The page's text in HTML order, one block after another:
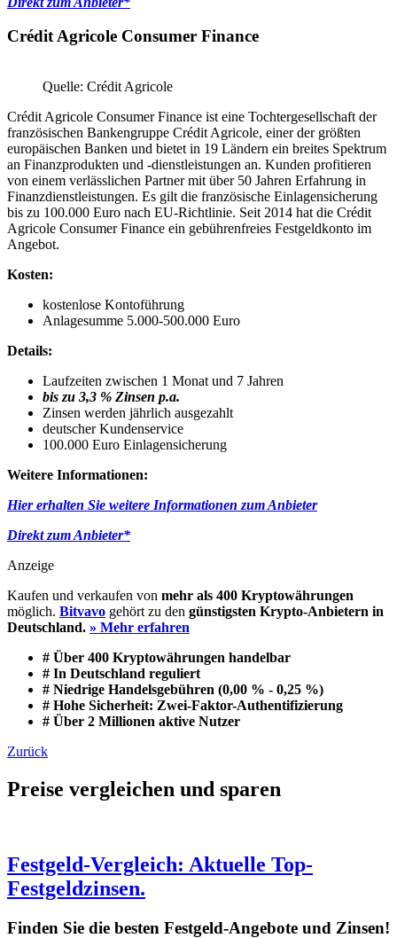
Crédit Agricole Consumer Finance
Quelle: Crédit Agricole
Crédit Agricole Consumer Finance ist eine Tochtergesellschaft der
französischen Bankengruppe Crédit Agricole, einer der größten
europäischen Banken und bietet in 19 Ländern ein breites Spektrum
an Finanzprodukten und -dienstleistungen an. Kunden profitieren
von einem verlässlichen Partner mit über 50 Jahren Erfahrung in
Finanzdienstleistungen. Es gilt die französische Einlagensicherung
bis zu 100.000 Euro nach EU-Richtlinie. Seit 2014 hat die Crédit
Agricole Consumer Finance ein gebührenfreies Festgeldkonto im
Angebot.
Kosten:
kostenlose Kontoführung
Anlagesumme 5.000-500.000 Euro
Details:
Laufzeiten zwischen 1 Monat und 7 Jahren
bis zu 3,3 % Zinsen p.a.
Zinsen werden jährlich ausgezahlt
deutscher Kundenservice
100.000 Euro Einlagensicherung
Weitere Informationen:
Hier erhalten Sie weitere Informationen zum Anbieter
Direkt zum Anbieter*
Anzeige
Kaufen und verkaufen von mehr als 400 Kryptowährungen
möglich. Bitvavo gehört zu den günstigsten Krypto-Anbietern in
Deutschland. » Mehr erfahren
# Über 400 Kryptowährungen handelbar
# In Deutschland reguliert
# Niedrige Handelsgebühren (0,00 % - 0,25 %)
# Hohe Sicherheit: Zwei-Faktor-Authentifizierung
# Über 2 Millionen aktive Nutzer
Zurück
Preise vergleichen und sparen
Festgeld-Vergleich: Aktuelle Top-
Festgeldzinsen.
Finden Sie die besten Festgeld-Angebote und Zinsen!